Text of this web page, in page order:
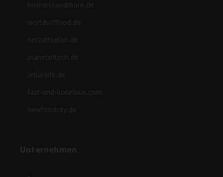
businessandmore.de
worldsoffood.de
netzathleten.de
planetoftech.de
urbanlife.de
fast-and-luxurious.com
newfoodcity.de
Unternehmen